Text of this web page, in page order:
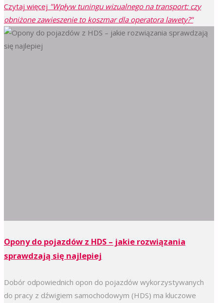
Czytaj więcej "Wpływ tuningu wizualnego na transport: czy
obniżone zawieszenie to koszmar dla operatora lawety?"
Opony do pojazdów z HDS – jakie rozwiązania
sprawdzają się najlepiej
Dobór odpowiednich opon do pojazdów wykorzystywanych
do pracy z dźwigiem samochodowym (HDS) ma kluczowe